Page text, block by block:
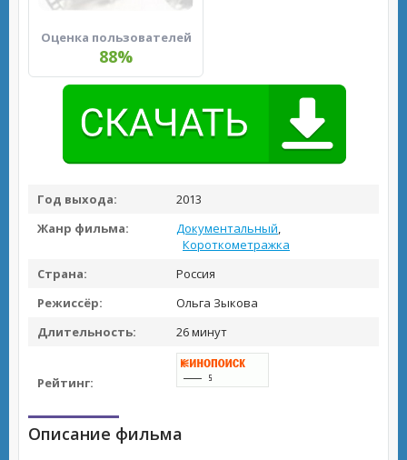
Оценка пользователей
88%
Год выхода:
2013
Жанр фильма:
Документальный,
Короткометражка
Страна:
Россия
Режиссёр:
Ольга Зыкова
Длительность:
26 минут
Рейтинг:
Описание фильма